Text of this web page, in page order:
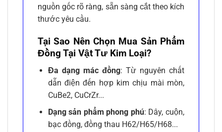
nguồn gốc rõ ràng, sẵn sàng cắt theo kích
thước yêu cầu.
Tại Sao Nên Chọn Mua Sản Phẩm
Đồng Tại Vật Tư Kim Loại?
Đa dạng mác đồng: Từ nguyên chất
dẫn điện đến hợp kim chịu mài mòn,
CuBe2, CuCrZr...
Dạng sản phẩm phong phú: Dây, cuộn,
bạc đồng, đồng thau H62/H65/H68...